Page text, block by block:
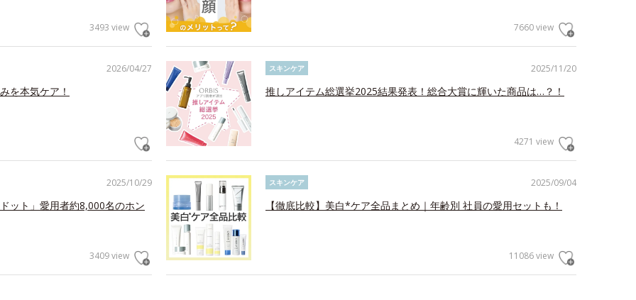
3493 view 7660 view
2026/04/27
を本気ケア！
2025/11/20
スキンケア
推しアイテム総選挙2025結果発表！総合大賞に輝いた商品は…？！
4271 view
2025/10/29
ット」愛用者約8,000名のホン
3409 view
2025/09/04
スキンケア
【徹底比較】美白*ケア全品まとめ｜年齢別 社員の愛用セットも！
11086 view